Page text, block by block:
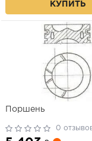
КУПИТЬ
Поршень
0